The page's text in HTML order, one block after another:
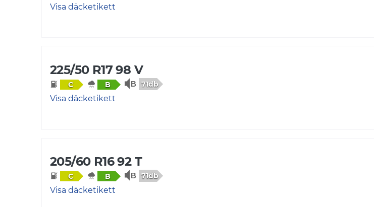
Visa däcketikett
225/50 R17 98 V
C B 71db
Visa däcketikett
205/60 R16 92 T
C B 71db
Visa däcketikett